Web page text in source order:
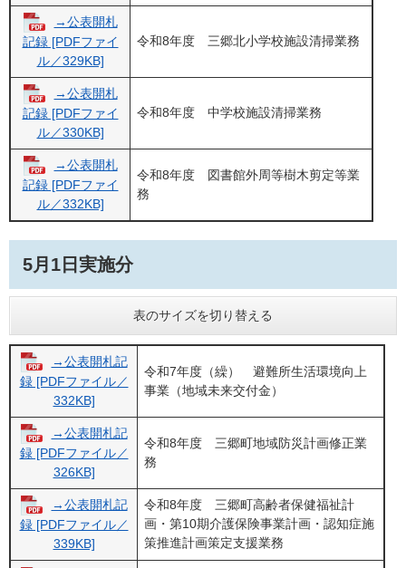
→公表開札
記録 [PDFファイ
ル／329KB]
令和8年度 三郷北小学校施設清掃業務
→公表開札
記録 [PDFファイ
ル／330KB]
令和8年度 中学校施設清掃業務
→公表開札
記録 [PDFファイ
ル／332KB]
令和8年度 図書館外周等樹木剪定等業
務
5月1日実施分
表のサイズを切り替える
→公表開札記
録 [PDFファイル／
332KB]
令和7年度（繰） 避難所生活環境向上
事業（地域未来交付金）
→公表開札記
録 [PDFファイル／
326KB]
令和8年度 三郷町地域防災計画修正業
務
→公表開札記
録 [PDFファイル／
339KB]
令和8年度 三郷町高齢者保健福祉計
画・第10期介護保険事業計画・認知症施
策推進計画策定支援業務